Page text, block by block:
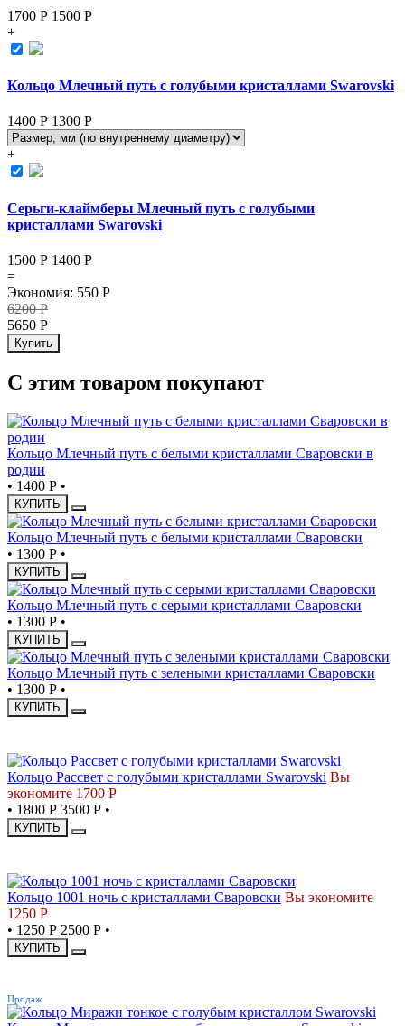
1700 Р 1500 Р
+
Кольцо Млечный путь с голубыми кристаллами Swarovski
1400 Р 1300 Р
+
Серьги-клаймберы Млечный путь с голубыми
кристаллами Swarovski
1500 Р 1400 Р
=
Экономия: 550 Р
6200Р
5650 Р
Купить
С этим товаром покупают
Кольцо Млечный путь с белыми кристаллами Сваровски в
родии
• 1400 Р •
КУПИТЬ
Кольцо Млечный путь с белыми кристаллами Сваровски
• 1300 Р •
КУПИТЬ
Кольцо Млечный путь с серыми кристаллами Сваровски
• 1300 Р •
КУПИТЬ
Кольцо Млечный путь с зелеными кристаллами Сваровски
• 1300 Р •
КУПИТЬ
Кольцо Рассвет с голубыми кристаллами Swarovski Вы
экономите 1700 Р
• 1800 Р 3500 Р •
КУПИТЬ
Кольцо 1001 ночь с кристаллами Сваровски Вы экономите
1250 Р
• 1250 Р 2500 Р •
КУПИТЬ
Продаж